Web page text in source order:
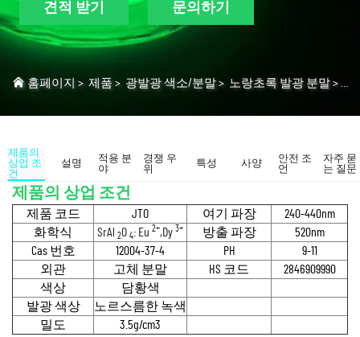
견적 받기 문의하기
홈페이지 > 제품 > 광발광 색소/분말 > 노랑초록 발광 분말 >
제품의
상업 조
건
설명
적용 분
야
경쟁 우
위
특성 사양
안전 조
언
자주 묻
는 질문
제품의 상업 조건
제품 코드 JTO 여기 파장
240-440nm
화학식
SrAl 2O 4: Eu 2+,Dy 3+ 방출 파장
520nm
Cas 번호
12004-37-4 PH
9-11
외관
고체 분말 HS 코드
2846909990
색상
담황색
발광 색상
노르스름한 녹색
밀도
3.5g/cm3